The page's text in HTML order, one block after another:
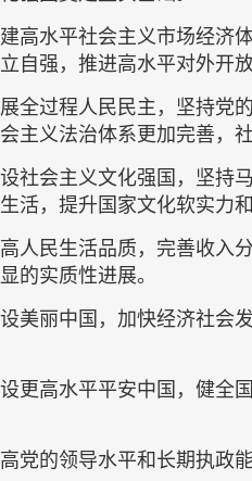
水平社会主义市场经济
自强，推进高水平对外开
过程人民民主，坚持党
主义法治体系更加完善，
会主义文化强国，坚持
活，提升国家文化软实力
民生活品质，完善收入
的实质性进展。
丽中国，加快经济社会
高水平平安中国，健全
的领导水平和长期执政